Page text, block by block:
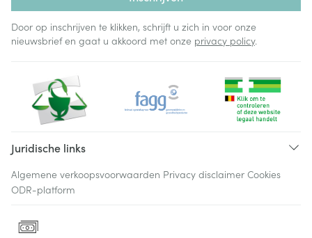
Door op inschrijven te klikken, schrijft u zich in voor onze
nieuwsbrief en gaat u akkoord met onze privacy policy.
Juridische links
Algemene verkoopsvoorwaarden Privacy disclaimer Cookies
ODR-platform